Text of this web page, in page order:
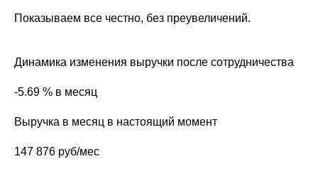
Показываем все честно, без преувеличений.
Динамика изменения выручки после сотрудничества
-5.69 % в месяц
Выручка в месяц в настоящий момент
147 876 руб/мес